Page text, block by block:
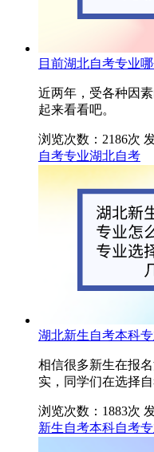
目前湖北自考专业
近两年，受各种因
起来看看吧。
浏览次数：2186次
自考专业湖北自考
湖北新生自考本科
相信很多新生在报
实，同学们在选择
浏览次数：1883次
新生自考本科自考